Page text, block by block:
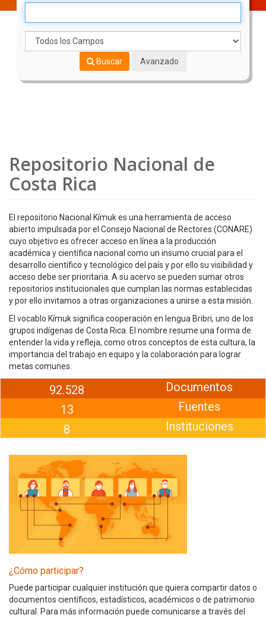
Buscar Avanzado
Repositorio Nacional de
Costa Rica
El repositorio Nacional Kímuk es una herramienta de acceso
abierto impulsada por el Consejo Nacional de Rectores (CONARE)
cuyo objetivo es ofrecer acceso en línea a la producción
académica y científica nacional como un insumo crucial para el
desarrollo científico y tecnológico del país y por ello su visibilidad y
acceso debe ser prioritaria. A su acervo se pueden sumar otros
repositorios institucionales que cumplan las normas establecidas
y por ello invitamos a otras organizaciones a unirse a esta misión.
El vocablo Kímuk significa cooperación en lengua Bribri, uno de los
grupos indígenas de Costa Rica. El nombre resume una forma de
entender la vida y refleja, como otros conceptos de esta cultura, la
importancia del trabajo en equipo y la colaboración para lograr
metas comunes.
92.528
13
8
Documentos
Fuentes
Instituciones
¿Cómo participar?
Puede participar cualquier institución que quiera compartir datos o
documentos científicos, estadísticos, académicos o de patrimonio
cultural. Para más información puede comunicarse a través del